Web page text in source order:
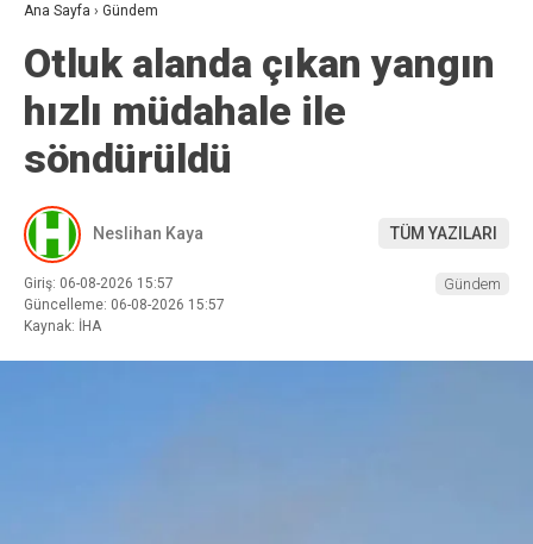
Ana Sayfa › Gündem
Otluk alanda çıkan yangın
hızlı müdahale ile
söndürüldü
Neslihan Kaya TÜM YAZILARI
Giriş: 06-08-2026 15:57
Güncelleme: 06-08-2026 15:57
Kaynak: İHA
Gündem